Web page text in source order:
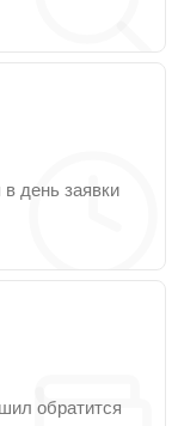
день заявки
обратится